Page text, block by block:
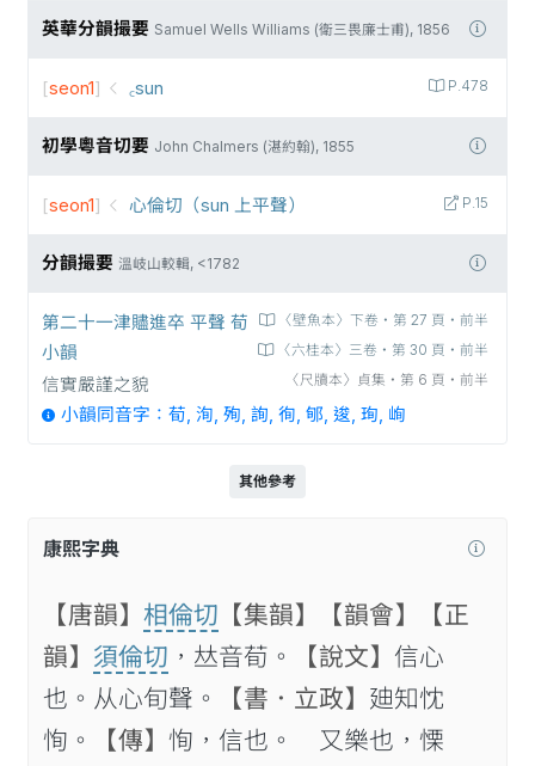
英華分韻撮要 Samuel Wells Williams (衛三畏廉士甫), 1856
P.478
[seon1] ꜀sun
初學粵音切要 John Chalmers (湛約翰), 1855
P.15
[seon1] 心倫切（sun 上平聲）
分韻撮要 溫岐山較輯, <1782
〈壁魚本〉下卷‧第 27 頁‧前半
〈六桂本〉三卷‧第 30 頁‧前半
〈尺牘本〉貞集‧第 6 頁‧前半
第二十一津贐進卒 平聲 荀
小韻
信實嚴謹之貌
小韻同音字：荀, 洵, 殉, 詢, 徇, 郇, 逡, 珣, 峋
其他參考
康熙字典
【唐韻】 相倫切 【集韻】 【韻會】
【正
韻】 須倫切 ，𠀤音荀。 【說文】 信心
也。从心旬聲。
【書．立政】 廸知忱
恂。
【傳】 恂，信也。 又樂也，慄